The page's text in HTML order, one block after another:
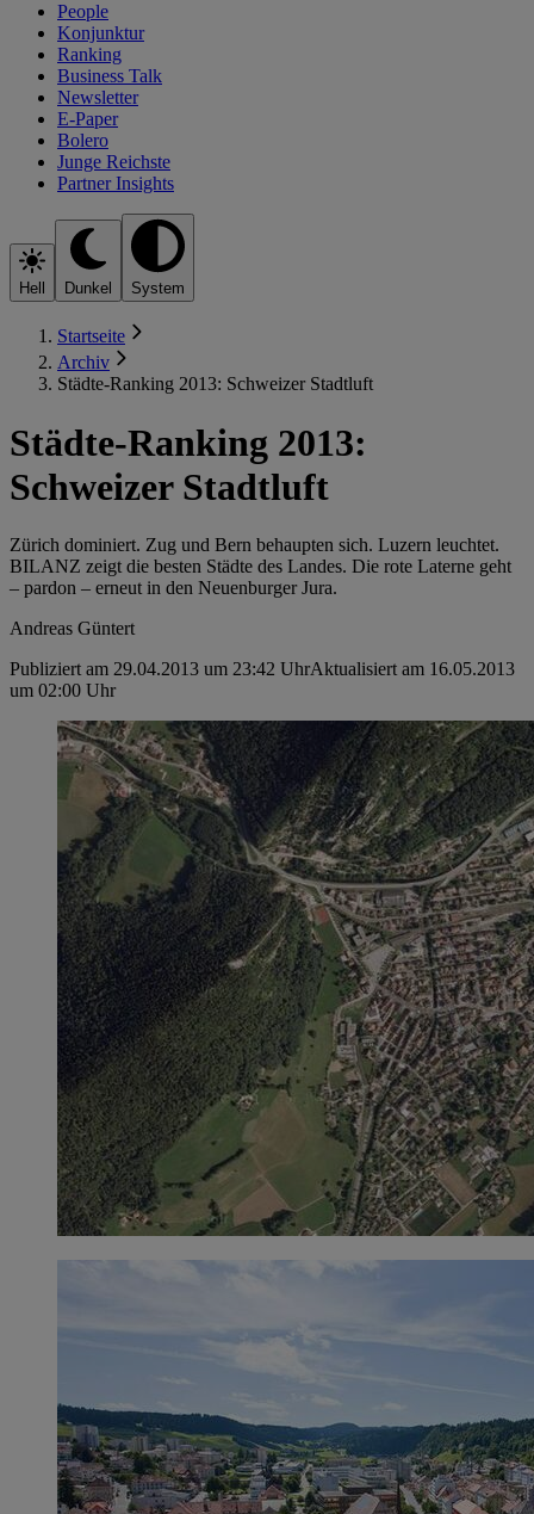
People
Konjunktur
Ranking
Business Talk
Newsletter
E-Paper
Bolero
Junge Reichste
Partner Insights
Hell Dunkel System
Startseite
Archiv
Städte-Ranking 2013: Schweizer Stadtluft
Städte-Ranking 2013:
Schweizer Stadtluft
Zürich dominiert. Zug und Bern behaupten sich. Luzern leuchtet.
BILANZ zeigt die besten Städte des Landes. Die rote Laterne geht
– pardon – erneut in den Neuenburger Jura.
Andreas Güntert
Publiziert am 29.04.2013 um 23:42 UhrAktualisiert am 16.05.2013
um 02:00 Uhr